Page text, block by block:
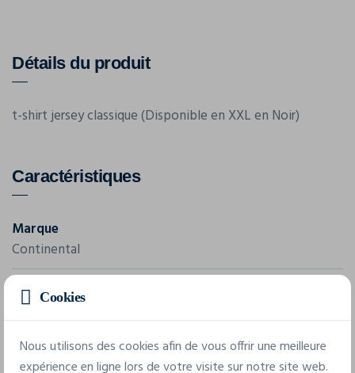
Détails du produit
t-shirt jersey classique (Disponible en XXL en Noir)
Caractéristiques
Marque
Continental
Référence
STYLE N03
Composition
Cookies
Nous utilisons des cookies afin de vous offrir une meilleure
expérience en ligne lors de votre visite sur notre site web.